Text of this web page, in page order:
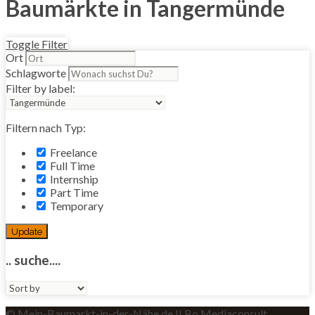
Baumärkte in Tangermünde
Toggle Filter
Ort
Schlagworte
Filter by label:
Filtern nach Typ:
Freelance
Full Time
Internship
Part Time
Temporary
Update
.. suche....
Sort